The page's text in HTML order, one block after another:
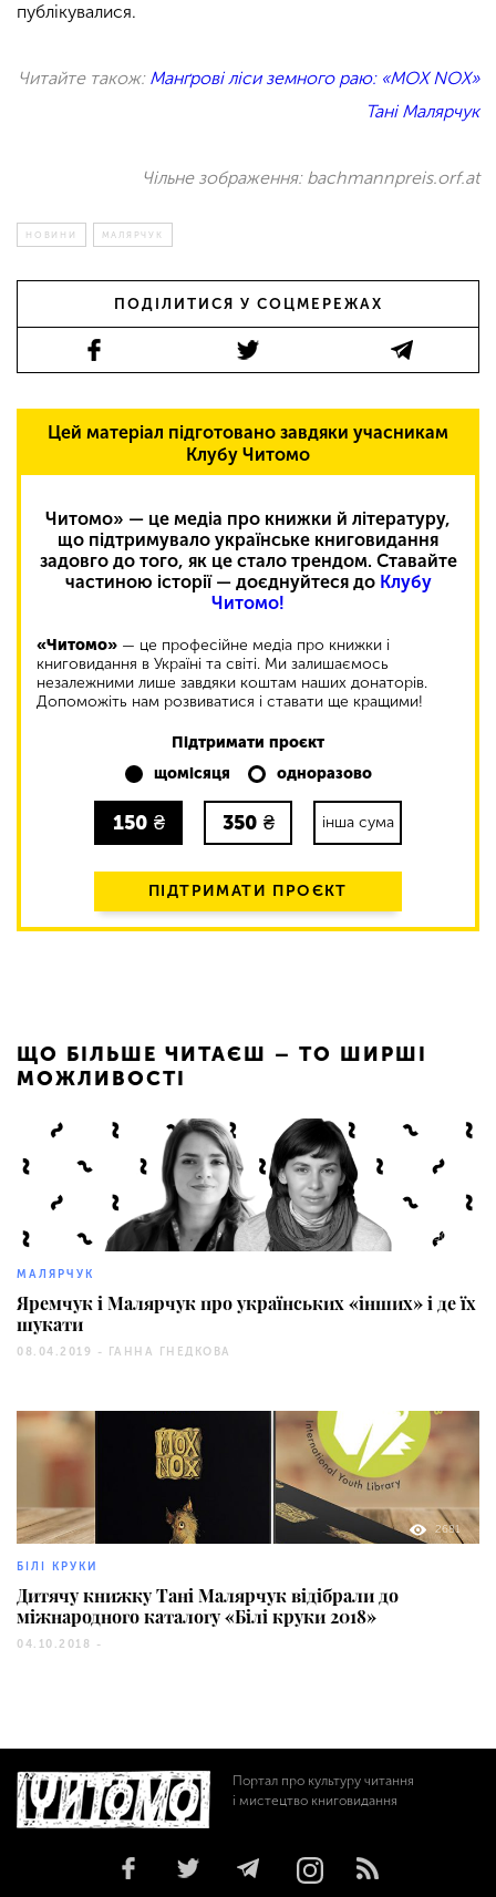
публікувалися.
Читайте також: Манґрові ліси земного раю: «MOX NOX»
Тані Малярчук
Чільне зображення: bachmannpreis.orf.at
НОВИНИ МАЛЯРЧУК
ПОДІЛИТИСЯ У СОЦМЕРЕЖАХ
Цей матеріал підготовано завдяки учасникам
Клубу Читомо
Читомо» — це медіа про книжки й літературу,
що підтримувало українське книговидання
задовго до того, як це стало трендом. Ставайте
частиною історії — доєднуйтеся до Клубу
Читомо!
«Читомо» — це професійне медіа про книжки і
книговидання в Україні та світі. Ми залишаємось
незалежними лише завдяки коштам наших донаторів.
Допоможіть нам розвиватися і ставати ще кращими!
Підтримати проєкт
щомісяця
одноразово
150 ₴ 350 ₴ інша сума
ПІДТРИМАТИ ПРОЄКТ
ЩО БІЛЬШЕ ЧИТАЄШ – ТО ШИРШІ
МОЖЛИВОСТІ
3093
МАЛЯРЧУК
Яремчук і Малярчук про українських «інших» і де їх
шукати
08.04.2019 - ГАННА ГНЕДКОВА
2681
БІЛІ КРУКИ
Дитячу книжку Тані Малярчук відібрали до
міжнародного каталогу «Білі круки 2018»
04.10.2018 -
Портал про культуру читання
і мистецтво книговидання